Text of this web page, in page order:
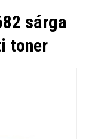
sárga
toner